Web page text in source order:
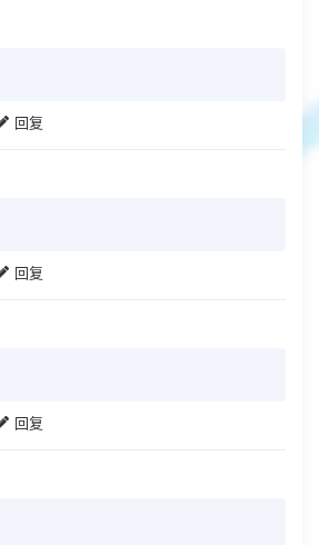
回复
回复
回复